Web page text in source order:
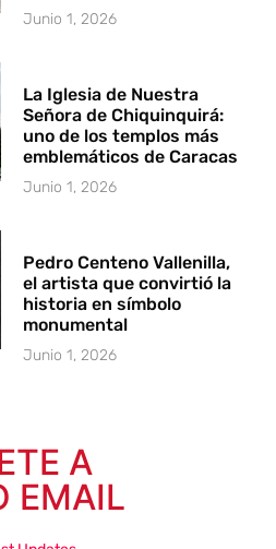
Junio 1, 2026
La Iglesia de Nuestra
Señora de Chiquinquirá:
uno de los templos más
emblemáticos de Caracas
Junio 1, 2026
Pedro Centeno Vallenilla,
el artista que convirtió la
historia en símbolo
monumental
Junio 1, 2026
A
EMAIL